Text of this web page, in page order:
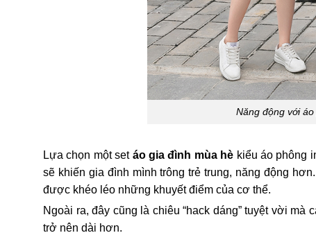
Năng động với
Lựa chọn một set áo gia đình mùa hè kiểu áo phông
sẽ khiến gia đình mình trông trẻ trung, năng động
được khéo léo những khuyết điểm của cơ thể.
Ngoài ra, đây cũng là chiêu “hack dáng” tuyệt vời
trở nên dài hơn.